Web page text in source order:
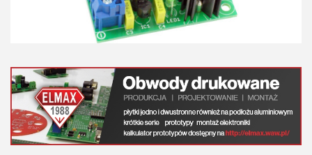
Archiwum
Do pobrania